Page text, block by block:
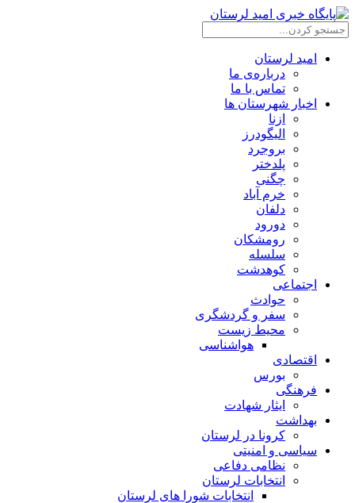
امید لرستان
درباره‌ی ما
تماس با ما
اخبار شهرستان ها
ازنا
الیگودرز
بروجرد
پلدختر
چگنی
خرم آباد
دلفان
دورود
رومشکان
سلسله
کوهدشت
اجتماعی
حوادث
سفر و گردشگری
محیط زیست
هواشناسی
اقتصادی
بورس
فرهنگی
ایثار شهادت
بهداشت
کرونا در لرستان
سیاسی و امنیتی
نظامی دفاعی
انتخابات لرستان
انتخابات شورا های لرستان